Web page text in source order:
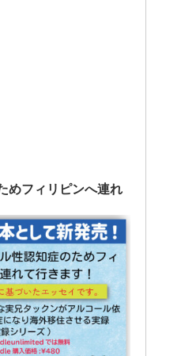
めフィリピンへ連れ